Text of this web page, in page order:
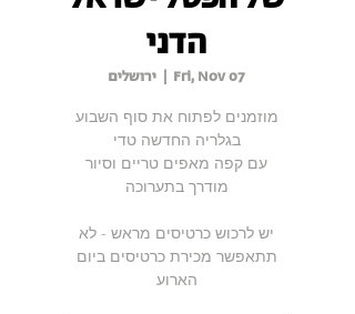
הדני
Fri, Nov 07
  |
ירושלים
מוזמנים לפתוח את סוף השבוע
עם קפה מאפים טריים וסיור
יש לרכוש כרטיסים מראש - לא
תתאפשר מכירת כרטיסים ביום
הארוע